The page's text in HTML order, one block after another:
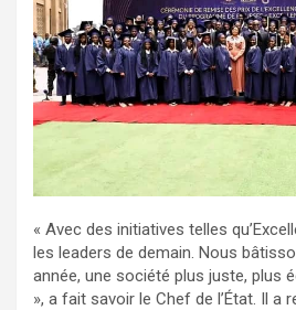
« Avec des initiatives telles
les leaders de demain. Nous
année, une société plus juste, plus
», a fait savoir le Chef de l’État. Il a